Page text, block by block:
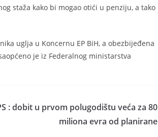
staža kako bi mogao otići u penziju, a tako
uglja u Koncernu EP BiH, a obezbijeđena
je iz Federalnog ministarstva
: dobit u prvom polugodištu veća za 80
miliona evra od planirane